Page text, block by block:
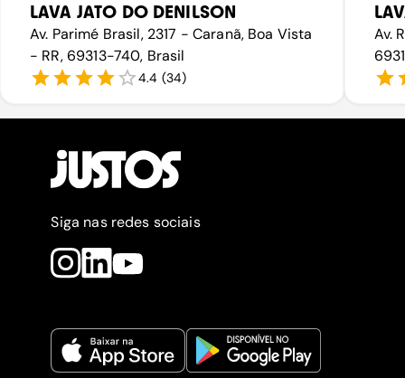
LAVA JATO DO DENILSON
Av. Parimé Brasil, 2317 - Caranã, Boa Vista
- RR, 69313-740, Brasil
4.4 (34)
Av.
Siga nas redes sociais